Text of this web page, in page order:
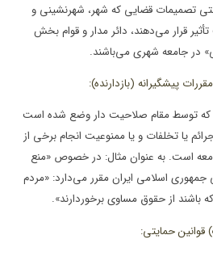
تصمیمات قضایی که شهر، شهرنشینی و
قرار می‌دهند، دائر مدار و قوام بخش
در جامعه شهری می‌باشند.
پیشگیرانه (بازدارنده):
که توسط مقام صلاحیت دار وضع شده است
یا تخلفات و یا ممنوعیت انجام برخی از
است. به عنوان مثال: در خصوص «منع
اساسی جمهوری اسلامی ایران مقرر می‌دارد: «مردم
که باشند از حقوق مساوی برخوردارند».
قوانین حمایتی: